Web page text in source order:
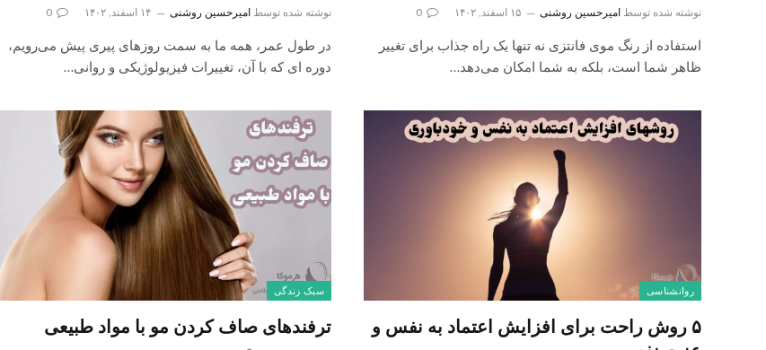
نوشته شده توسط امیرحسین روشنی ۱۵ اسفند, ۱۴۰۲ 0
استفاده از رنگ موی فانتزی نه تنها یک راه جذاب برای تغییر
ظاهر شما است، بلکه به شما امکان می‌دهد…
نوشته شده توسط امیرحسین روشنی ۱۴ اسفند, ۱۴۰۲ 0
در طول عمر، همه ما به سمت روزهای پیری پیش می‌رویم،
دوره‌ ای که با آن، تغییرات فیزیولوژیکی و روانی…
روانشناسی
۵ روش راحت برای افزایش اعتماد به نفس و
سبک زندگی
ترفندهای صاف کردن مو با مواد طبیعی